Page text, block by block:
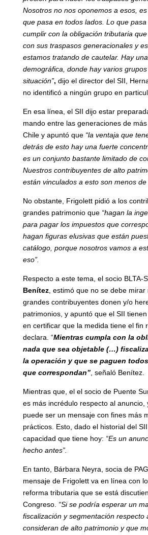
Nosotros no nos oponemos a esos,
que pasa en todos lados. Lo que
cumplir con la obligación tributaria
con sus traspasos generacionales y
estamos tratando de cautelar. Hay
demográfica, donde hay varios
situación”, dijo el director del SII,
no identificó a ningún grupo en
En esa línea, el SII dijo estar
mando entre las generaciones de
Chile y apuntó que “la ventaja que
detrás de esto hay una fuerte
es un conjunto bastante limitado de
Nuestros contribuyentes de alto
están vinculados a esto son menos de
No obstante, Frigolett pidió a los
grandes patrimonio que “hagan la
para pagar los impuestos que
hagan figuras elusivas que están
catálogo, porque nosotros vamos a
eso”.
Respecto a este tema, el socio BLTA-
Benítez, estimó que no se debe mirar
grandes contribuyentes donen y/o
patrimonios, y apuntó que el SII
en certificar que la medida tiene el fin
declara. “Mientras cumpla con la
nada que sea objetable (…)
la operación y que se paguen
que correspondan”, señaló Benítez.
Mientras que, el el socio de Puente
es más incrédulo respecto al anuncio,
puede ser un mensaje con fines más
prácticos. Esto, dado el historial del
capacidad que tiene hoy: “Es un
hecho antes”.
En tanto, Bárbara Neyra, socia de
mensaje de Frigolett va en línea con
reforma tributaria que se está
Congreso. “Si se podría esperar un
fiscalización y segmentación respecto
consideran de alto patrimonio y que